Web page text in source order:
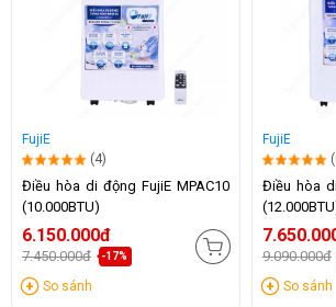
FujiE
(4)
Điều hòa di động FujiE MPAC10
(10.000BTU)
6.150.000đ
7.450.000đ -17%
So sánh
FujiE
Điều hòa
9.090.000đ
So sánh